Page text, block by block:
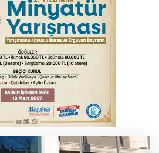
bugün hava nasıl olacak?
iş arayanlara destek
Basketbol'da sağlık kontrolleri